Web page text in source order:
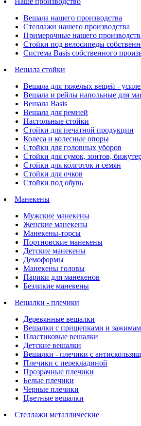
Вешала нашего производства
Стеллажи нашего производства
Примерочные нашего
Стойки под велосипеды
Система Basis собственного
Вешала стойки
Вешала для тяжелых вещей -
Вешала и рейлы напольные для
Вешала Basis
Вешала для ремней
Настольные стойки
Стойки для печатной продукции
Колеса и колесные опоры
Стойки для головных уборов
Стойки для сумок, зонтов,
Стойки для колготок и семян
Стойки для очков
Стойки под обувь
Манекены
Мужские манекены
Женские манекены
Манекены-торсы
Портновские манекены
Детские манекены
Демоформы
Манекены головы
Парики для манекенов
Безликие манекены
Вешалки - плечики
Деревянные вешалки
Вешалки с прищепками и
Пластиковые вешалки
Детские вешалки
Вешалки - плечики с
Плечики с перекладиной
Прозрачные плечики
Белые плечики
Черные плечики
Цветные вешалки
Стеллажи металлические